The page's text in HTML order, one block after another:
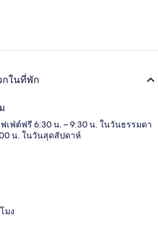
กในที่พัก
เฟ่ต์ฟรี 6:30 น. – 9:30 น. ในวันธรรมดา
น. ในวันสุดสัปดาห์
มง